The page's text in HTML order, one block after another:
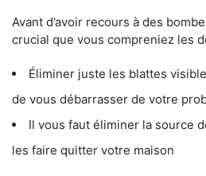
Avant d’avoir recours à des
crucial que vous compreniez les
Éliminer juste les blattes
de vous débarrasser de votre
Il vous faut éliminer la source
les faire quitter votre maison